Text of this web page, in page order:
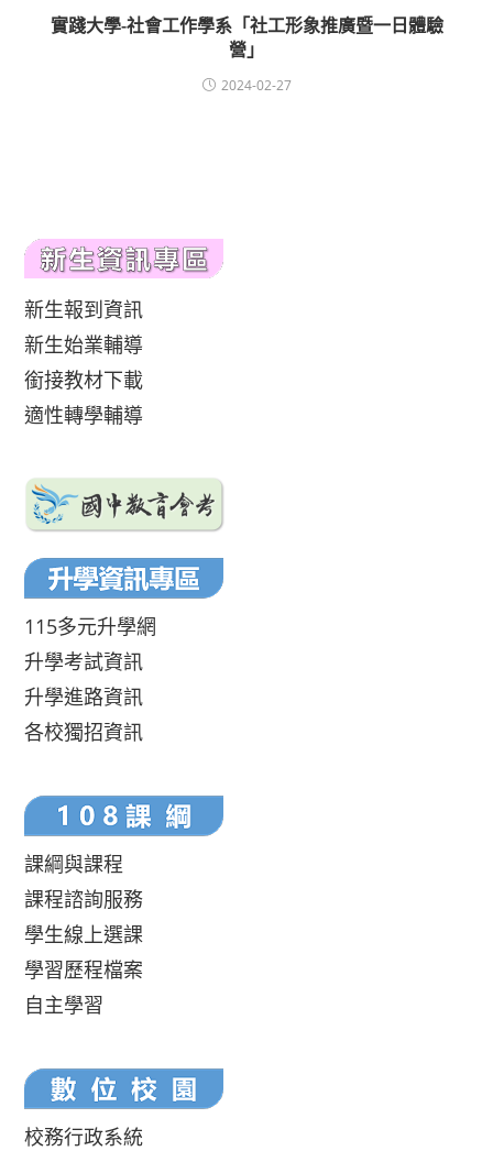
實踐大學-社會工作學系「社工形象推廣暨一日體驗
營」
2024-02-27
新生報到資訊
新生始業輔導
銜接教材下載
適性轉學輔導
115多元升學網
升學考試資訊
升學進路資訊
各校獨招資訊
課綱與課程
課程諮詢服務
學生線上選課
學習歷程檔案
自主學習
校務行政系統